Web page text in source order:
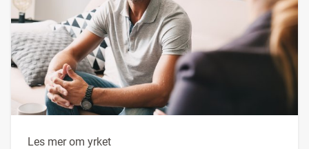
Les mer om yrket